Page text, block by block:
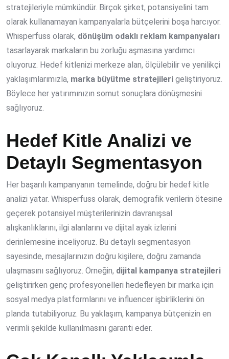
stratejileriyle mümkündür. Birçok şirket, potansiyelini tam
olarak kullanamayan kampanyalarla bütçelerini boşa harcıyor.
Whisperfuss olarak, dönüşüm odaklı reklam kampanyaları
tasarlayarak markaların bu zorluğu aşmasına yardımcı
oluyoruz. Hedef kitlenizi merkeze alan, ölçülebilir ve yenilikçi
yaklaşımlarımızla, marka büyütme stratejileri geliştiriyoruz.
Böylece her yatırımınızın somut sonuçlara dönüşmesini
sağlıyoruz.
Hedef Kitle Analizi ve
Detaylı Segmentasyon
Her başarılı kampanyanın temelinde, doğru bir hedef kitle
analizi yatar. Whisperfuss olarak, demografik verilerin ötesine
geçerek potansiyel müşterilerinizin davranışsal
alışkanlıklarını, ilgi alanlarını ve dijital ayak izlerini
derinlemesine inceliyoruz. Bu detaylı segmentasyon
sayesinde, mesajlarınızın doğru kişilere, doğru zamanda
ulaşmasını sağlıyoruz. Örneğin, dijital kampanya stratejileri
geliştirirken genç profesyonelleri hedefleyen bir marka için
sosyal medya platformlarını ve influencer işbirliklerini ön
planda tutabiliyoruz. Bu yaklaşım, kampanya bütçenizin en
verimli şekilde kullanılmasını garanti eder.